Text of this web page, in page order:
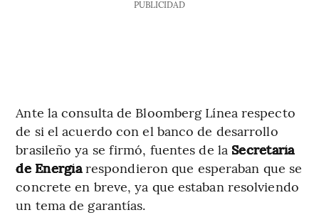
PUBLICIDAD
Ante la consulta de Bloomberg Línea respecto
de si el acuerdo con el banco de desarrollo
brasileño ya se firmó, fuentes de la Secretaría
de Energíarespondieron que esperaban que se
concrete en breve, ya que estaban resolviendo
un tema de garantías.